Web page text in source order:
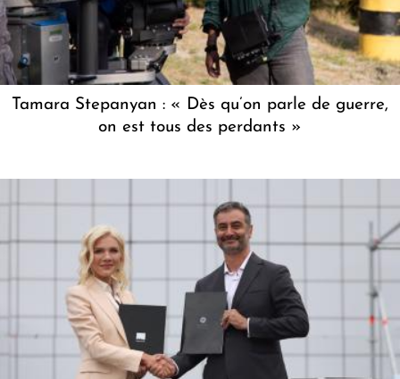
Tamara Stepanyan : « Dès qu’on parle de guerre,
on est tous des perdants »